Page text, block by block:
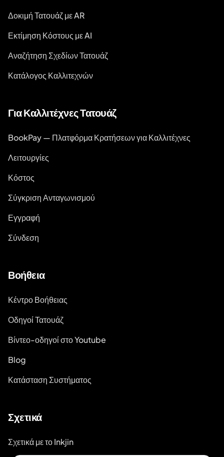
Δοκιμή Τατουάζ με AR
Εκτίμηση Κόστους με AI
Αναζήτηση Σχεδίων Τατουάζ
Κατάλογος Καλλιτεχνών
Για Καλλιτέχνες Τατουάζ
BookPay — Πλατφόρμα Κρατήσεων για Καλλιτέχνες
Λειτουργίες
Κόστος
Σύγκριση Ανταγωνισμού
Εγγραφή
Σύνδεση
Βοήθεια
Κέντρο Βοήθειας
Οδηγοί Τατουάζ
Βίντεο-οδηγοί στο Youtube
Blog
Κατάσταση Συστήματος
Σχετικά
Σχετικά με το Inkjin